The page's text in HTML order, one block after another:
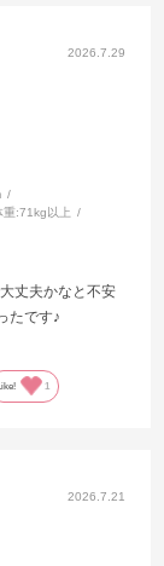
2026.7.29
重:71kg以上
丈夫かなと不安
たです♪
1
2026.7.21